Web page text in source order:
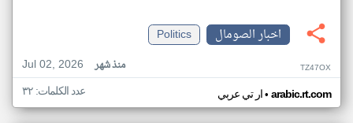
اخبار الصومال
Politics
Jul 02, 2026
منذ شهر TZ47OX
ار تي عربي• arabic.rt.com عدد الكلمات: ٣٢